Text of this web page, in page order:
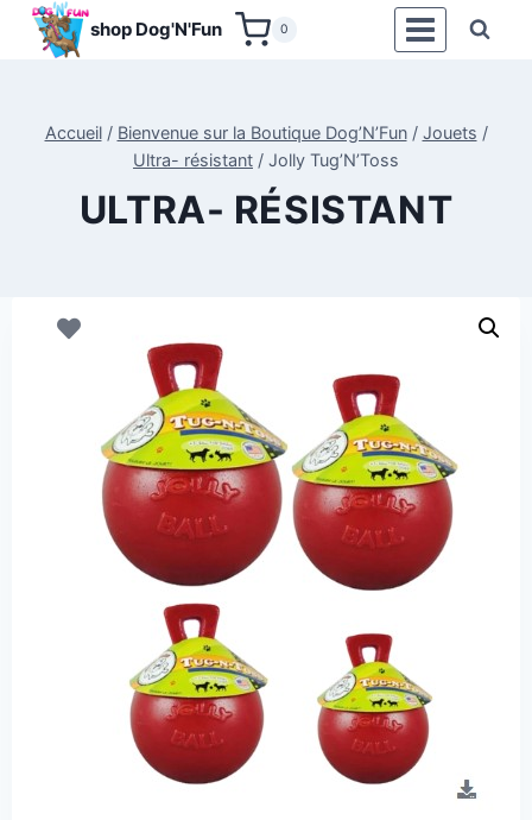
Aller
shop Dog'N'Fun 0
Accueil / Bienvenue sur la Boutique Dog’N’Fun / Jouets /
Ultra- résistant / Jolly Tug’N’Toss
ULTRA- RÉSISTANT